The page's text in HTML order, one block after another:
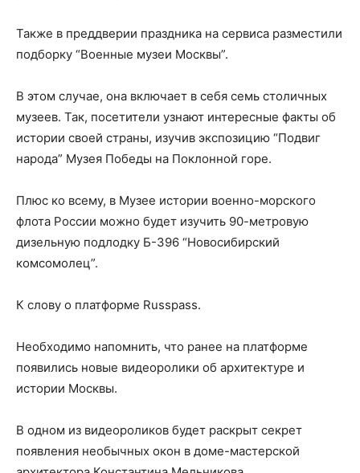
Также в преддверии праздника на сервиса разместили
подборку “Военные музеи Москвы”.
В этом случае, она включает в себя семь столичных
музеев. Так, посетители узнают интересные факты об
истории своей страны, изучив экспозицию “Подвиг
народа” Музея Победы на Поклонной горе.
Плюс ко всему, в Музее истории военно-морского
флота России можно будет изучить 90-метровую
дизельную подлодку Б-396 “Новосибирский
комсомолец”.
К слову о платформе Russpass.
Необходимо напомнить, что ранее на платформе
появились новые видеоролики об архитектуре и
истории Москвы.
В одном из видеороликов будет раскрыт секрет
появления необычных окон в доме-мастерской